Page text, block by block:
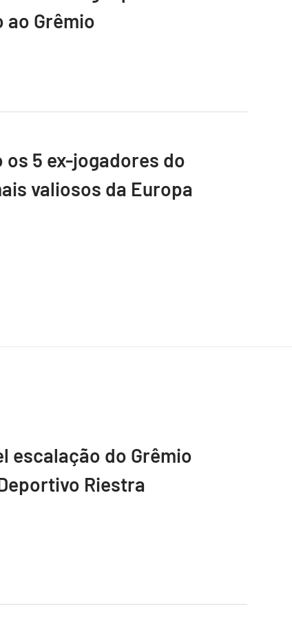
Grêmio
os 5 ex-jogadores do
valiosos da Europa
escalação do Grêmio
Riestra